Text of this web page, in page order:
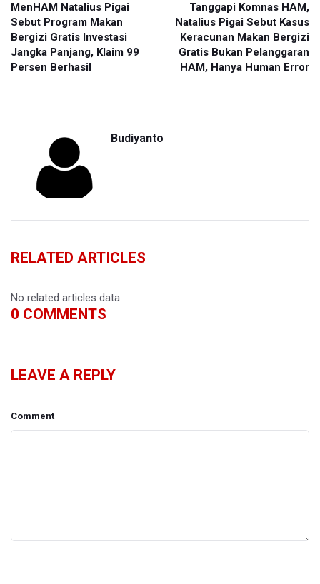
MenHAM Natalius Pigai
Sebut Program Makan
Bergizi Gratis Investasi
Jangka Panjang, Klaim 99
Persen Berhasil
Tanggapi Komnas HAM,
Natalius Pigai Sebut Kasus
Keracunan Makan Bergizi
Gratis Bukan Pelanggaran
HAM, Hanya Human Error
Budiyanto
RELATED ARTICLES
No related articles data.
0 COMMENTS
LEAVE A REPLY
Comment